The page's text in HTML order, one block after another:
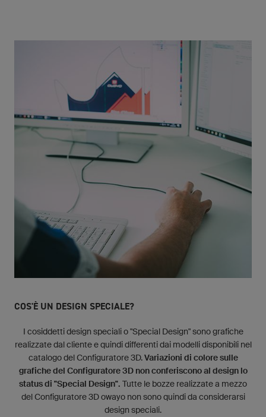
COS'È UN DESIGN SPECIALE?
I cosiddetti design speciali o "Special Design" sono grafiche
realizzate dal cliente e quindi differenti dai modelli disponibili nel
catalogo del Configuratore 3D.Variazioni di colore sulle
grafiche del Configuratore 3D non conferiscono al design lo
status di "Special Design". Tutte le bozze realizzate a mezzo
del Configuratore 3D owayo non sono quindi da considerarsi
design speciali.